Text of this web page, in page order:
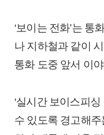
‘보이는 전화’는
나 지하철과 같이
통화 도중 앞서 이
‘실시간 보이스피
수 있도록 경고해